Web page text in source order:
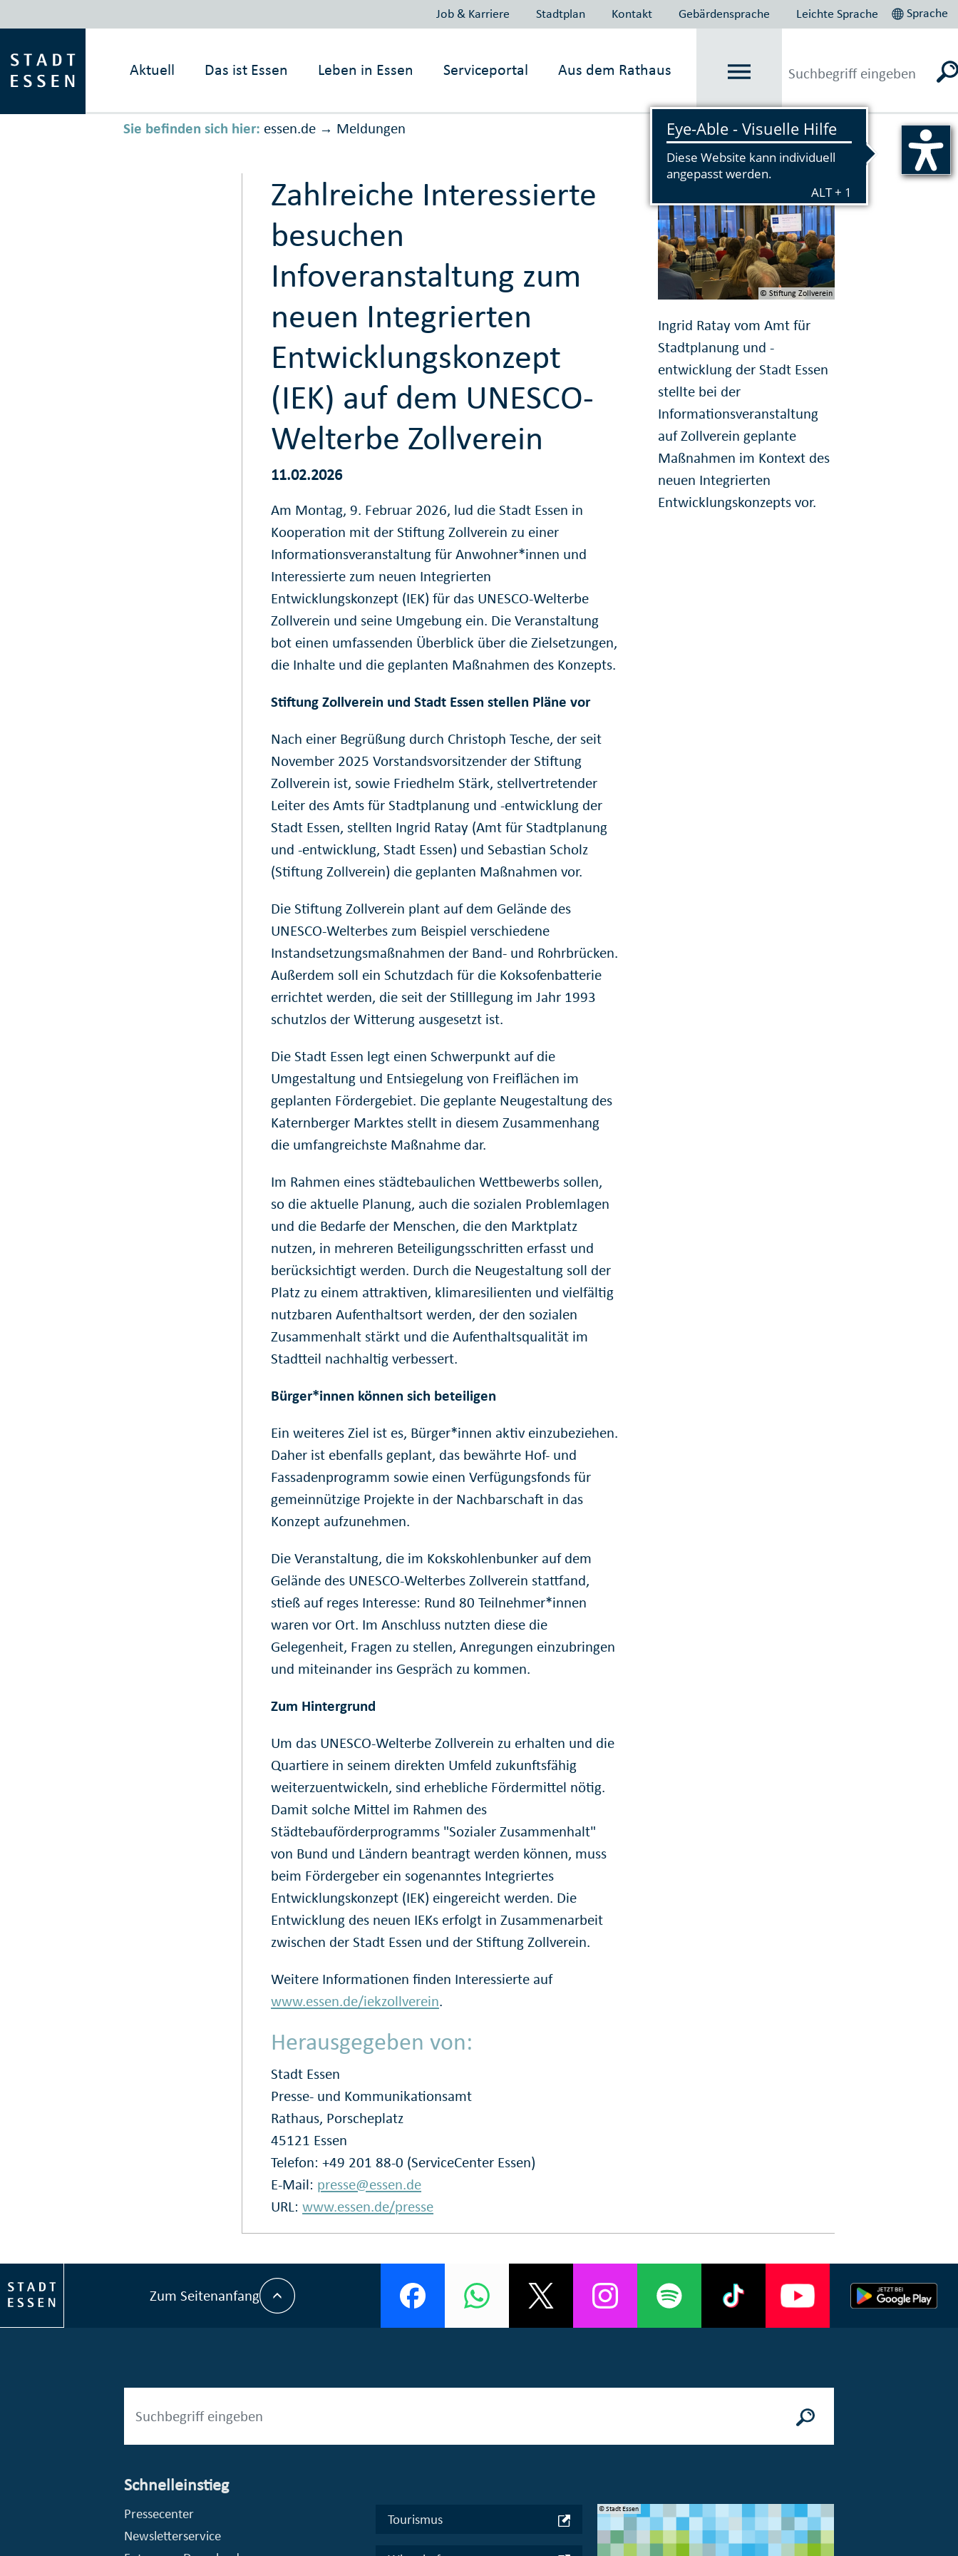
Job & Karriere Stadtplan Kontakt Gebärdensprache Leichte Sprache Sprache
Aktuell Das ist Essen Leben in Essen Serviceportal Aus dem Rathaus
Sie befinden sich hier: essen.de → Meldungen Vorlesen
Zahlreiche Interessierte
besuchen
Infoveranstaltung zum
neuen Integrierten
Entwicklungskonzept
(IEK) auf dem UNESCO-
Welterbe Zollverein
11.02.2026
Am Montag, 9. Februar 2026, lud die Stadt Essen in
Kooperation mit der Stiftung Zollverein zu einer
Informationsveranstaltung für Anwohner*innen und
Interessierte zum neuen Integrierten
Entwicklungskonzept (IEK) für das UNESCO-Welterbe
Zollverein und seine Umgebung ein. Die Veranstaltung
bot einen umfassenden Überblick über die Zielsetzungen,
die Inhalte und die geplanten Maßnahmen des Konzepts.
Stiftung Zollverein und Stadt Essen stellen Pläne vor
Nach einer Begrüßung durch Christoph Tesche, der seit
November 2025 Vorstandsvorsitzender der Stiftung
Zollverein ist, sowie Friedhelm Stärk, stellvertretender
Leiter des Amts für Stadtplanung und -entwicklung der
Stadt Essen, stellten Ingrid Ratay (Amt für Stadtplanung
und -entwicklung, Stadt Essen) und Sebastian Scholz
(Stiftung Zollverein) die geplanten Maßnahmen vor.
Die Stiftung Zollverein plant auf dem Gelände des
UNESCO-Welterbes zum Beispiel verschiedene
Instandsetzungsmaßnahmen der Band- und Rohrbrücken.
Außerdem soll ein Schutzdach für die Koksofenbatterie
errichtet werden, die seit der Stilllegung im Jahr 1993
schutzlos der Witterung ausgesetzt ist.
Die Stadt Essen legt einen Schwerpunkt auf die
Umgestaltung und Entsiegelung von Freiflächen im
geplanten Fördergebiet. Die geplante Neugestaltung des
Katernberger Marktes stellt in diesem Zusammenhang
die umfangreichste Maßnahme dar.
Im Rahmen eines städtebaulichen Wettbewerbs sollen,
so die aktuelle Planung, auch die sozialen Problemlagen
und die Bedarfe der Menschen, die den Marktplatz
nutzen, in mehreren Beteiligungsschritten erfasst und
berücksichtigt werden. Durch die Neugestaltung soll der
Platz zu einem attraktiven, klimaresilienten und vielfältig
nutzbaren Aufenthaltsort werden, der den sozialen
Zusammenhalt stärkt und die Aufenthaltsqualität im
Stadtteil nachhaltig verbessert.
Bürger*innen können sich beteiligen
Ein weiteres Ziel ist es, Bürger*innen aktiv einzubeziehen.
Daher ist ebenfalls geplant, das bewährte Hof- und
Fassadenprogramm sowie einen Verfügungsfonds für
gemeinnützige Projekte in der Nachbarschaft in das
Konzept aufzunehmen.
Die Veranstaltung, die im Kokskohlenbunker auf dem
Gelände des UNESCO-Welterbes Zollverein stattfand,
stieß auf reges Interesse: Rund 80 Teilnehmer*innen
waren vor Ort. Im Anschluss nutzten diese die
Gelegenheit, Fragen zu stellen, Anregungen einzubringen
und miteinander ins Gespräch zu kommen.
Zum Hintergrund
Um das UNESCO-Welterbe Zollverein zu erhalten und die
Quartiere in seinem direkten Umfeld zukunftsfähig
weiterzuentwickeln, sind erhebliche Fördermittel nötig.
Damit solche Mittel im Rahmen des
Städtebauförderprogramms "Sozialer Zusammenhalt"
von Bund und Ländern beantragt werden können, muss
beim Fördergeber ein sogenanntes Integriertes
Entwicklungskonzept (IEK) eingereicht werden. Die
Entwicklung des neuen IEKs erfolgt in Zusammenarbeit
zwischen der Stadt Essen und der Stiftung Zollverein.
Weitere Informationen finden Interessierte auf
www.essen.de/iekzollverein.
Herausgegeben von:
Stadt Essen
Presse- und Kommunikationsamt
Rathaus, Porscheplatz
45121 Essen
Telefon: +49 201 88-0 (ServiceCenter Essen)
E-Mail: presse@essen.de
URL:www.essen.de/presse
© Stiftung Zollverein
Ingrid Ratay vom Amt für
Stadtplanung und -
entwicklung der Stadt Essen
stellte bei der
Informationsveranstaltung
auf Zollverein geplante
Maßnahmen im Kontext des
neuen Integrierten
Entwicklungskonzepts vor.
Zum Seitenanfang
Schnelleinstieg
Pressecenter
Newsletterservice
Tourismus
© Stadt Essen, Presse- und Kommunikationsamt © Stadt Essen